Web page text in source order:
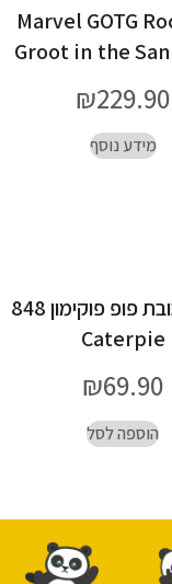
Marvel GOTG
Groot in the
₪229.90
מידע נוסף
POP- בובת פופ פוקימון 848
Caterpie
₪69.90
הוספה לסל